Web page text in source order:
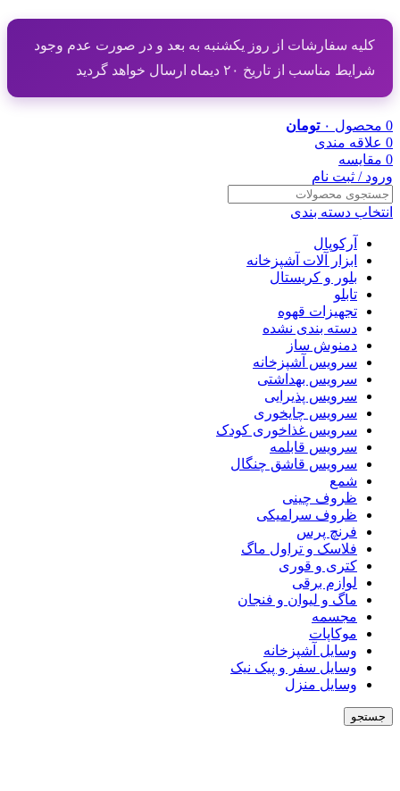
کلیه سفارشات از روز یکشنبه به بعد و در صورت عدم وجود
شرایط مناسب از تاریخ ۲۰ دیماه ارسال خواهد گردید
0 محصول ۰ تومان
0 علاقه مندی
0 مقایسه
ورود / ثبت نام
انتخاب دسته بندی
آرکوپال
ابزار آلات آشپزخانه
بلور و کریستال
تابلو
تجهیزات قهوه
دسته بندی نشده
دمنوش ساز
سرویس آشپزخانه
سرویس بهداشتی
سرویس پذیرایی
سرویس چایخوری
سرویس غذاخوری کودک
سرویس قابلمه
سرویس قاشق چنگال
شمع
ظروف چینی
ظروف سرامیکی
فرنچ پرس
فلاسک و تراول ماگ
کتری و قوری
لوازم برقی
ماگ و لیوان و فنجان
مجسمه
موکاپات
وسایل آشپزخانه
وسایل سفر و پیک نیک
وسایل منزل
جستجو